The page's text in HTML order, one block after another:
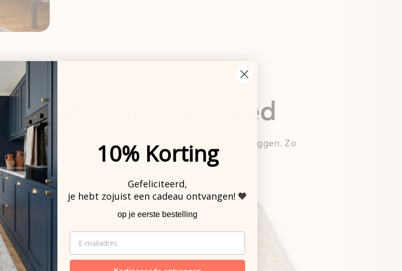
één stijlvol vloerkleed
in, de anti-slip mat blijft stevig op de vloer liggen. Zo
als nieuw uit – wat het dagelijks leven ook brengt.
10% Korting
Gefeliciteerd,
je hebt zojuist een cadeau ontvangen! 🧡
op je eerste bestelling
EMAIL